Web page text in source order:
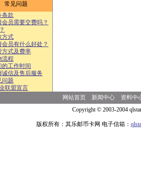
常见问题
条款
会员需要交费吗？
方式
会员有什么好处？
方式及费率
流程
的工作时间
诚信及售后服务
问题
联盟宣言
网站首页 新闻中心
资料中
Copyright © 2003-2004
版权所有：其乐邮币卡网 电子信箱：